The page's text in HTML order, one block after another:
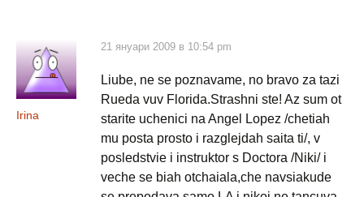
Irina
21 януари 2009 в 10:54 pm
Liube, ne se poznavame, no bravo za tazi
Rueda vuv Florida.Strashni ste! Az sum ot
starite uchenici na Angel Lopez /chetiah
mu posta prosto i razglejdah saita ti/, v
posledstvie i instruktor s Doctora /Niki/ i
veche se biah otchaiala,che navsiakude